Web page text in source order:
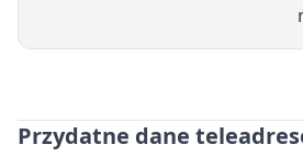
Przydatne dane